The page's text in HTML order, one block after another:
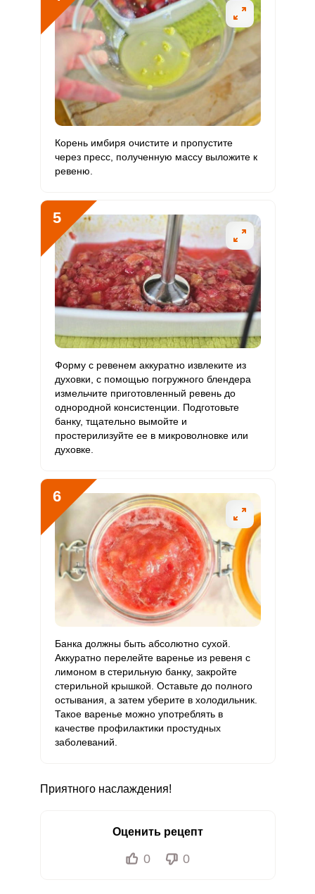
Медь 257 мкг 1000 мкг 2.3 4.3
0.5 мкг 200 мкг
Рубидий 3.1 мкг 200 мкг 0.3
Селен 0.6 мкг 55 мкг 0.2
Хром 0.1 мкг 50 мкг 0 0
Бор 105 мкг 1200 мкг 0.8 1.5
Ванадий 2.4 мкг 20 мкг 1.1 2
Молибден 0.6 мкг 70 мкг 0.1 0.1
Корень имбиря очистите и пропустите
через пресс, полученную массу выложите к
ревеню.
5
Форму с ревенем аккуратно извлеките из
духовки, с помощью погружного блендера
измельчите приготовленный ревень до
однородной консистенции. Подготовьте
банку, тщательно вымойте и
простерилизуйте ее в микроволновке или
духовке.
6
Банка должны быть абсолютно сухой.
Аккуратно перелейте варенье из ревеня с
лимоном в стерильную банку, закройте
стерильной крышкой. Оставьте до полного
остывания, а затем уберите в холодильник.
Такое варенье можно употреблять в
качестве профилактики простудных
заболеваний.
Приятного наслаждения!
Оценить рецепт
0 0